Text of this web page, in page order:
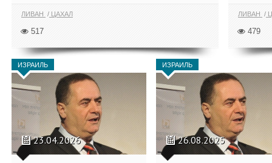
ЛИВАН ЦАХАЛ
517
ЛИВАН
479
ИЗРАИЛЬ
23.04.2026
ИЗРАИЛЬ
26.08.2025